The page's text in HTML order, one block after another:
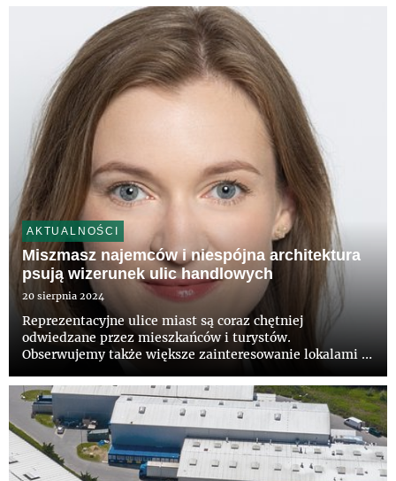
proc. w ciągu roku – wskazuje raport CBRE „European
Office Occupier...
AKTUALNOŚCI
Miszmasz najemców i niespójna architektura
psują wizerunek ulic handlowych
20 sierpnia 2024
Reprezentacyjne ulice miast są coraz chętniej
odwiedzane przez mieszkańców i turystów.
Obserwujemy także większe zainteresowanie lokalami w
którymi są często duże i luksusowe marki. Na drodze do
szybszego rozwoju ulic handlo...